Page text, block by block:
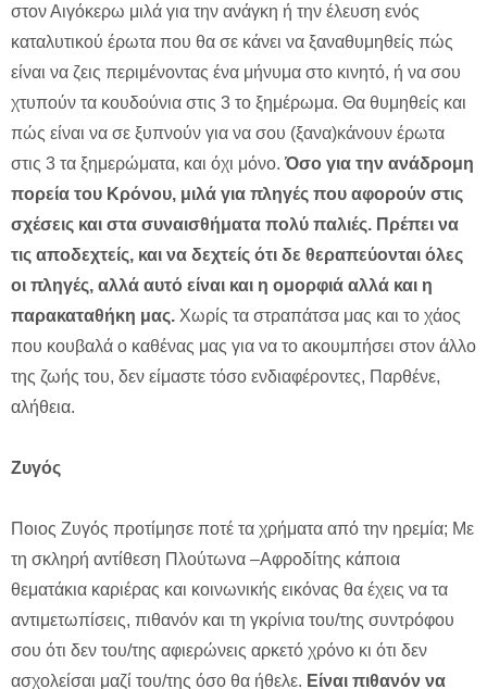
στον Αιγόκερω μιλά για την ανάγκη ή την έλευση ενός
καταλυτικού έρωτα που θα σε κάνει να ξαναθυμηθείς πώς
είναι να ζεις περιμένοντας ένα μήνυμα στο κινητό, ή να σου
χτυπούν τα κουδούνια στις 3 το ξημέρωμα. Θα θυμηθείς και
πώς είναι να σε ξυπνούν για να σου (ξανα)κάνουν έρωτα
στις 3 τα ξημερώματα, και όχι μόνο.Όσο για την ανάδρομη
πορεία του Κρόνου, μιλά για πληγές που αφορούν στις
σχέσεις και στα συναισθήματα πολύ παλιές. Πρέπει να
τις αποδεχτείς, και να δεχτείς ότι δε θεραπεύονται όλες
οι πληγές, αλλά αυτό είναι και η ομορφιά αλλά και η
παρακαταθήκη μας. Χωρίς τα στραπάτσα μας και το χάος
που κουβαλά ο καθένας μας για να το ακουμπήσει στον άλλο
της ζωής του, δεν είμαστε τόσο ενδιαφέροντες, Παρθένε,
αλήθεια.
Ζυγός
Ποιος Ζυγός προτίμησε ποτέ τα χρήματα από την ηρεμία; Με
τη σκληρή αντίθεση Πλούτωνα –Αφροδίτης κάποια
θεματάκια καριέρας και κοινωνικής εικόνας θα έχεις να τα
αντιμετωπίσεις, πιθανόν και τη γκρίνια του/της συντρόφου
σου ότι δεν του/της αφιερώνεις αρκετό χρόνο κι ότι δεν
ασχολείσαι μαζί του/της όσο θα ήθελε. Είναι πιθανόν να